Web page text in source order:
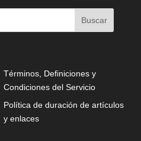
Términos, Definiciones y
Condiciones del Servicio
Política de duración de artículos
y enlaces